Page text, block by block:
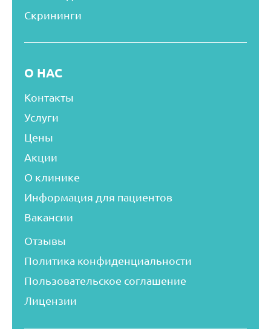
Скрининги
О НАС
Контакты
Услуги
Цены
Акции
О клинике
Информация для пациентов
Вакансии
Отзывы
Политика конфиденциальности
Пользовательское соглашение
Лицензии